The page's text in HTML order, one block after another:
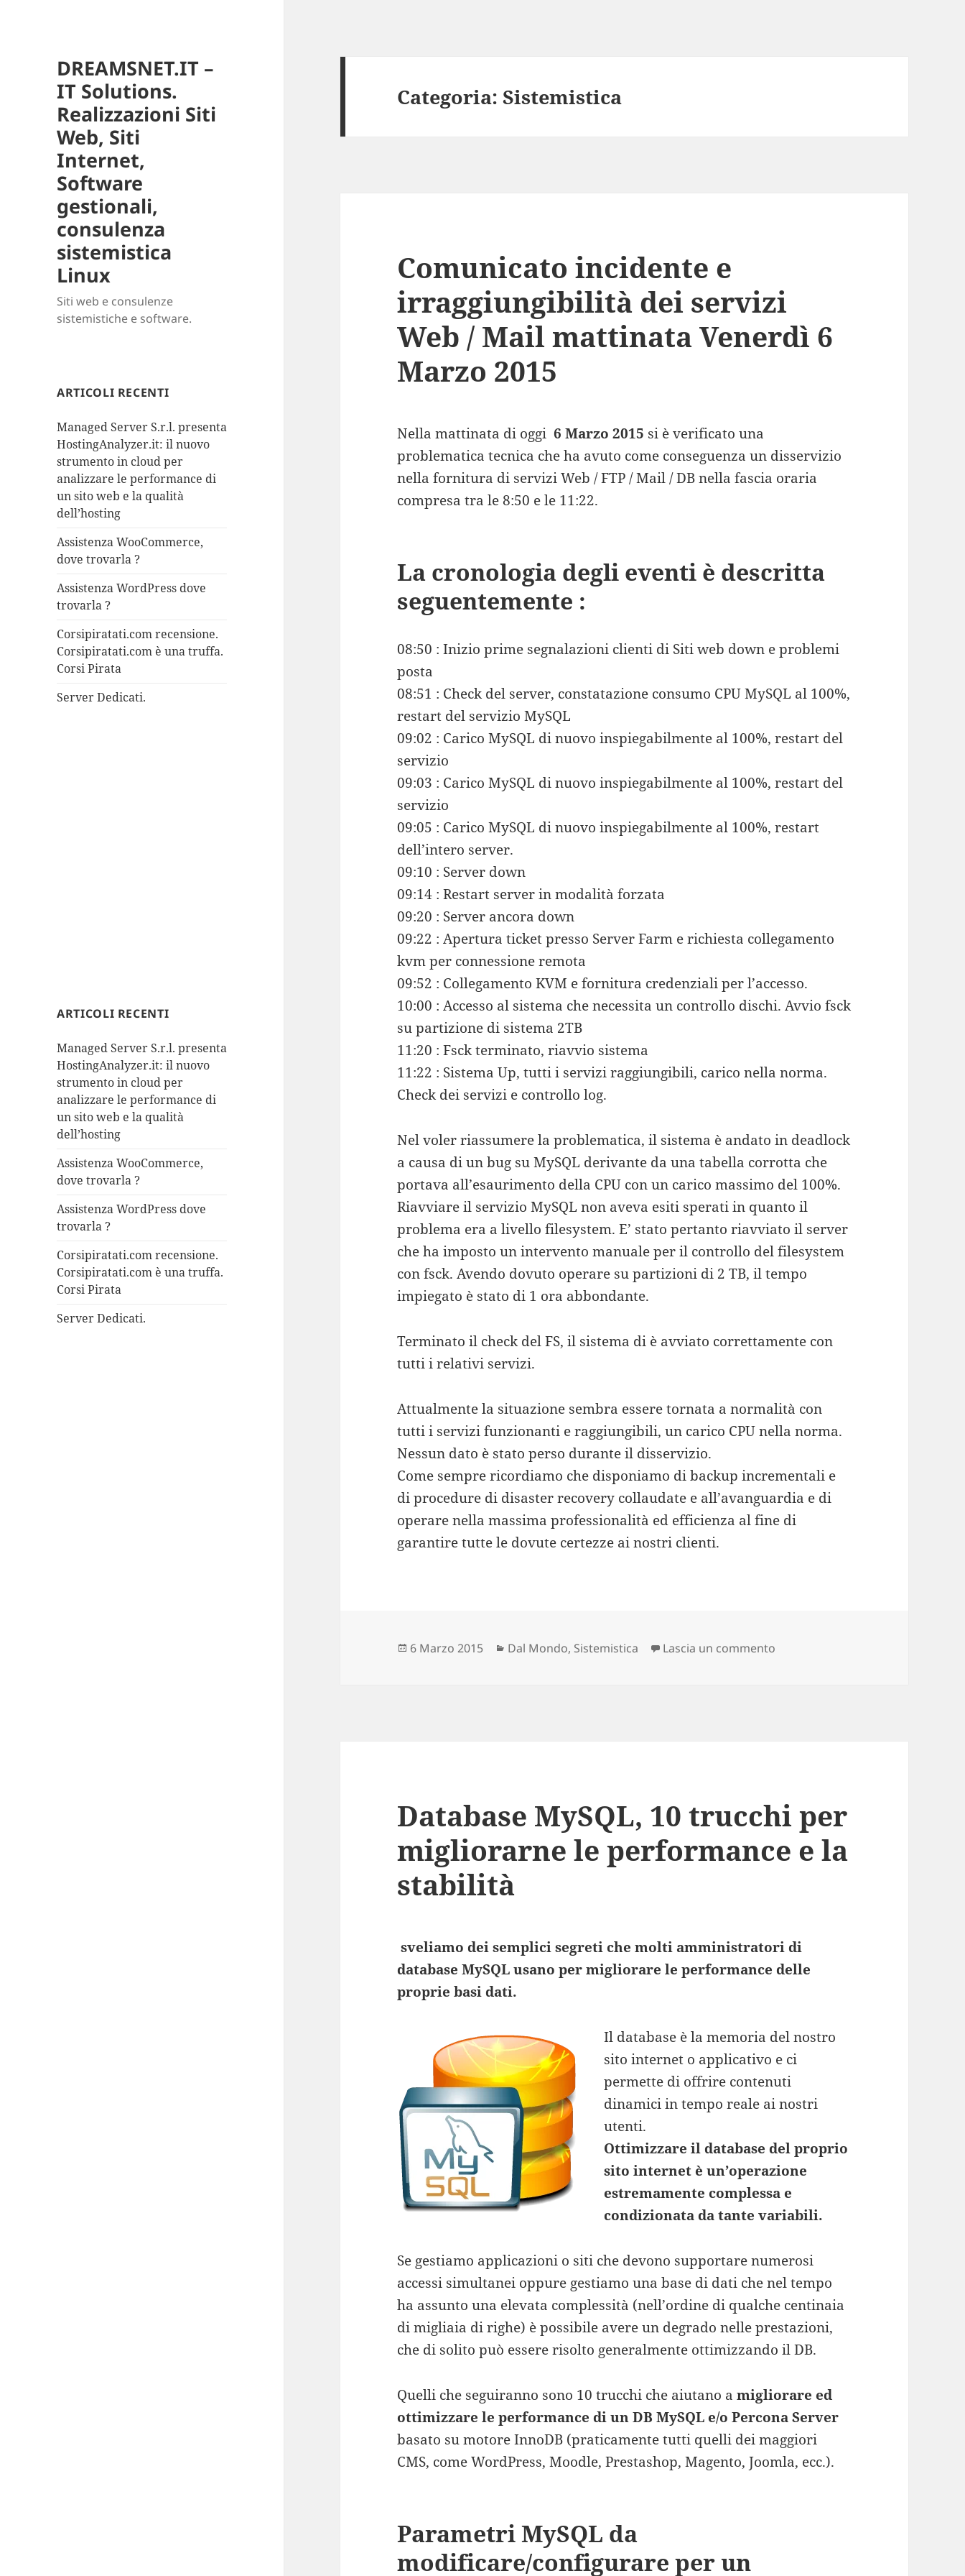
DREAMSNET.IT –
IT Solutions.
Realizzazioni Siti
Web, Siti
Internet,
Software
gestionali,
consulenza
sistemistica
Linux
Siti web e consulenze
sistemistiche e software.
ARTICOLI RECENTI
Managed Server S.r.l. presenta
HostingAnalyzer.it: il nuovo
strumento in cloud per
analizzare le performance di
un sito web e la qualità
dell’hosting
Assistenza WooCommerce,
dove trovarla ?
Assistenza WordPress dove
trovarla ?
Corsipiratati.com recensione.
Corsipiratati.com è una truffa.
Corsi Pirata
Server Dedicati.
ARTICOLI RECENTI
Managed Server S.r.l. presenta
HostingAnalyzer.it: il nuovo
strumento in cloud per
analizzare le performance di
un sito web e la qualità
dell’hosting
Assistenza WooCommerce,
dove trovarla ?
Assistenza WordPress dove
trovarla ?
Corsipiratati.com recensione.
Corsipiratati.com è una truffa.
Corsi Pirata
Server Dedicati.
Categoria:Sistemistica
Comunicato incidente e
irraggiungibilità dei servizi
Web / Mail mattinata Venerdì 6
Marzo 2015
Nella mattinata di oggi6 Marzo 2015 si è verificato una
problematica tecnica che ha avuto come conseguenza un disservizio
nella fornitura di servizi Web / FTP / Mail / DB nella fascia oraria
compresa tra le 8:50 e le 11:22.
La cronologia degli eventi è descritta
seguentemente :
08:50 : Inizio prime segnalazioni clienti di Siti web down e problemi
posta
08:51 : Check del server, constatazione consumo CPU MySQL al 100%,
restart del servizio MySQL
09:02 : Carico MySQL di nuovo inspiegabilmente al 100%, restart del
servizio
09:03 : Carico MySQL di nuovo inspiegabilmente al 100%, restart del
servizio
09:05 : Carico MySQL di nuovo inspiegabilmente al 100%, restart
dell’intero server.
09:10 : Server down
09:14 : Restart server in modalità forzata
09:20 : Server ancora down
09:22 : Apertura ticket presso Server Farm e richiesta collegamento
kvm per connessione remota
09:52 : Collegamento KVM e fornitura credenziali per l’accesso.
10:00 : Accesso al sistema che necessita un controllo dischi. Avvio fsck
su partizione di sistema 2TB
11:20 : Fsck terminato, riavvio sistema
11:22 : Sistema Up, tutti i servizi raggiungibili, carico nella norma.
Check dei servizi e controllo log.
Nel voler riassumere la problematica, il sistema è andato in deadlock
a causa di un bug su MySQL derivante da una tabella corrotta che
portava all’esaurimento della CPU con un carico massimo del 100%.
Riavviare il servizio MySQL non aveva esiti sperati in quanto il
problema era a livello filesystem. E’ stato pertanto riavviato il server
che ha imposto un intervento manuale per il controllo del filesystem
con fsck. Avendo dovuto operare su partizioni di 2 TB, il tempo
impiegato è stato di 1 ora abbondante.
Terminato il check del FS, il sistema di è avviato correttamente con
tutti i relativi servizi.
Attualmente la situazione sembra essere tornata a normalità con
tutti i servizi funzionanti e raggiungibili, un carico CPU nella norma.
Nessun dato è stato perso durante il disservizio.
Come sempre ricordiamo che disponiamo di backup incrementali e
di procedure di disaster recovery collaudate e all’avanguardia e di
operare nella massima professionalità ed efficienza al fine di
garantire tutte le dovute certezze ai nostri clienti.
Scritto
6 Marzo 2015 Categorie
Dal Mondo, Sistemistica Lascia un commento
Database MySQL, 10 trucchi per
migliorarne le performance e la
stabilità
sveliamo dei semplici segreti che molti amministratori di
database MySQL usano per migliorare le performance delle
proprie basi dati.
Il database è la memoria del nostro
sito internet o applicativo e ci
permette di offrire contenuti
dinamici in tempo reale ai nostri
utenti.
Ottimizzare il database del proprio
sito internet è un’operazione
estremamente complessa e
condizionata da tante variabili.
Se gestiamo applicazioni o siti che devono supportare numerosi
accessi simultanei oppure gestiamo una base di dati che nel tempo
ha assunto una elevata complessità (nell’ordine di qualche centinaia
di migliaia di righe) è possibile avere un degrado nelle prestazioni,
che di solito può essere risolto generalmente ottimizzando il DB.
Quelli che seguiranno sono 10 trucchi che aiutano amigliorare ed
ottimizzare le performance di un DB MySQL e/o Percona Server
basato su motore InnoDB (praticamente tutti quelli dei maggiori
CMS, come WordPress, Moodle, Prestashop, Magento, Joomla, ecc.).
Parametri MySQL da
modificare/configurare per un